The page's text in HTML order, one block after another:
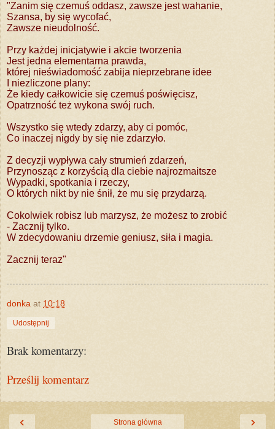
"Zanim się czemuś oddasz, zawsze jest wahanie,
Szansa, by się wycofać,
Zawsze nieudolność.
Przy każdej inicjatywie i akcie tworzenia
Jest jedna elementarna prawda,
której nieświadomość zabija nieprzebrane idee
I niezliczone plany:
Że kiedy całkowicie się czemuś poświęcisz,
Opatrzność też wykona swój ruch.
Wszystko się wtedy zdarzy, aby ci pomóc,
Co inaczej nigdy by się nie zdarzyło.
Z decyzji wypływa cały strumień zdarzeń,
Przynosząc z korzyścią dla ciebie najrozmaitsze
Wypadki, spotkania i rzeczy,
O których nikt by nie śnił, że mu się przydarzą.
Cokolwiek robisz lub marzysz, że możesz to zrobić
- Zacznij tylko.
W zdecydowaniu drzemie geniusz, siła i magia.
Zacznij teraz"
donka at 10:18
Udostępnij
Brak komentarzy:
Prześlij komentarz
‹ ›
Strona główna